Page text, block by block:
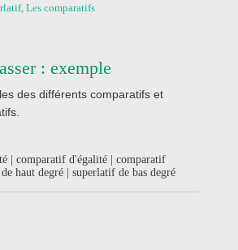
Les comparatifs
: exemple
des différents comparatifs et
| comparatif d'égalité | comparatif
haut degré | superlatif de bas degré